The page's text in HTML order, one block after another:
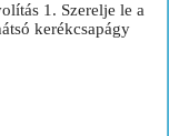
1. Szerelje le a
kerékcsapágy